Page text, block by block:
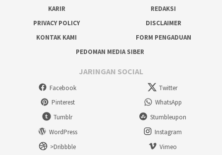
KARIR
REDAKSI
PRIVACY POLICY
DISCLAIMER
KONTAK KAMI
FORM PENGADUAN
PEDOMAN MEDIA SIBER
JARINGAN SOCIAL
Facebook
Twitter
Pinterest
WhatsApp
Tumblr
Stumbleupon
WordPress
Instagram
>Dribbble
Vimeo